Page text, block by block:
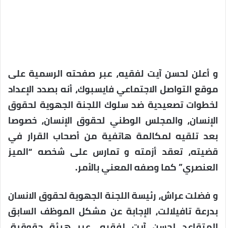
و أعلن لحسن آيت لفقيه، عبر صفحته الرسمية على
موقع التواصل الاجتماعي فايسبوك، أنه بصدد الإعداد
لخطوات تصعيدية ضد سلوك اللجنة الجهوية لحقوق
الإنسان، والمجلس الوطني لحقوق الإنسان، خصوصا
بعد تلقيه لمكالمة هاتفية من أصحاب القرار في
قضيته، تعقد أزمته و تمارس على شخصه “الميز
العنصري” كما وصفه المعني بالأمر.
و فضلت عراش، رئيسة اللجنة الجهوية لحقوق الانسان
بدرعة تافيلالت، الإجابة عن مشكل الموظف السابق